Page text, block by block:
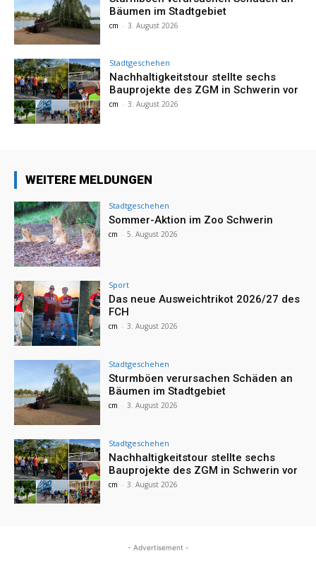
Bäumen im Stadtgebiet
cm - 3. August 2026
Stadtgeschehen
Nachhaltigkeitstour stellte sechs
Bauprojekte des ZGM in Schwerin vor
cm - 3. August 2026
WEITERE MELDUNGEN
Stadtgeschehen
Sommer-Aktion im Zoo Schwerin
cm - 5. August 2026
Sport
Das neue Ausweichtrikot 2026/27 des
FCH
cm - 3. August 2026
Stadtgeschehen
Sturmböen verursachen Schäden an
Bäumen im Stadtgebiet
cm - 3. August 2026
Stadtgeschehen
Nachhaltigkeitstour stellte sechs
Bauprojekte des ZGM in Schwerin vor
cm - 3. August 2026
- Advertisement -